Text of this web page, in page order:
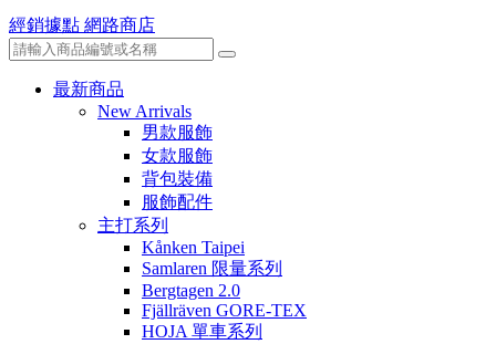
經銷據點 網路商店
最新商品
New Arrivals
男款服飾
女款服飾
背包裝備
服飾配件
主打系列
Kånken Taipei
Samlaren 限量系列
Bergtagen 2.0
Fjällräven GORE-TEX
HOJA 單車系列